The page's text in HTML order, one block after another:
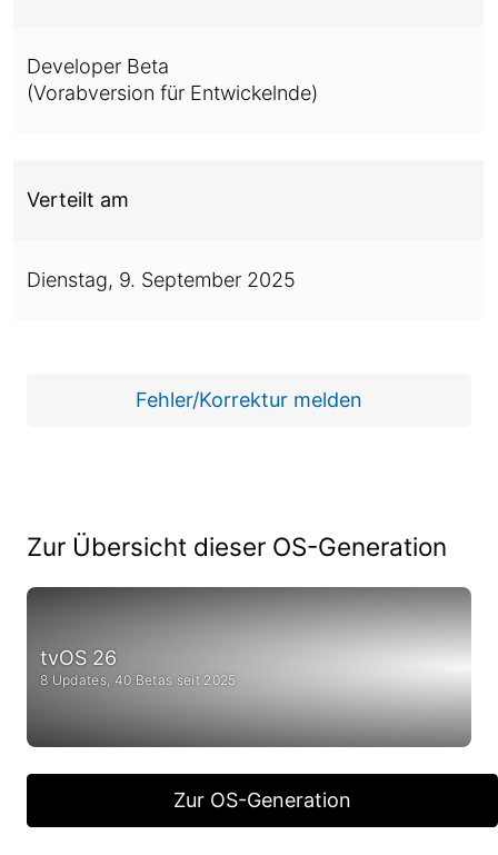
Developer Beta
(Vorabversion für Entwickelnde)
Verteilt am
Dienstag, 9. September 2025
Fehler/Korrektur melden
Zur Übersicht dieser OS-Generation
tvOS 26
8 Updates, 40 Betas seit 2025
Zur OS-Generation